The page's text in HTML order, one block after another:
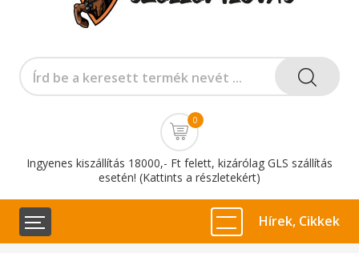
0
Ingyenes kiszállítás 18000,- Ft felett, kizárólag GLS szállítás
esetén! (Kattints a részletekért)
Hírek, Cikkek